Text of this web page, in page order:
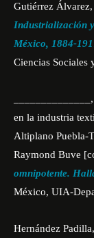
Gutiérrez
Industrialización
México, 1884-
Ciencias Sociales
en la industria
Altiplano Puebla-
Raymond Buve
omnipotente.
México, UIA-
Hernández